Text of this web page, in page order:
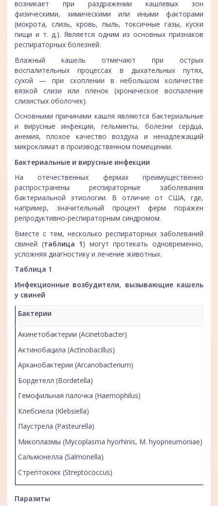
возникает при раздражении кашлевых зон
физическими, химическими или иными факторами
(мокрота, слизь, кровь, пыль, токсичные газы, куски
пищи и т. д.). Является одним из основных признаков
респираторных болезней.
Влажный кашель отмечают при острых
воспалительных процессах в дыхательных путях,
сухой — при скоплении в небольшом количестве
вязкой слизи или пленок (хроническое воспаление
слизистых оболочек).
Основными причинами кашля являются бактериальные
и вирусные инфекции, гельминты, болезни сердца,
анемия, плохое качество воздуха и ненадлежащий
микроклимат в производственном помещении.
Бактериальные и вирусные инфекции
На отечественных фермах преимущественно
распространены респираторные заболевания
бактериальной этиологии. В отличие от США, где,
например, значительный процент ферм поражен
репродуктивно-респираторным синдромом.
Вместе с тем, несколько респираторных заболеваний
свиней (таблица 1) могут протекать одновременно,
усложняя диагностику и лечение животных.
Таблица 1
Инфекционные возбудители, вызывающие кашель
у свиней
Бактерии
Акинетобактерии (Acinetobacter)
Актинобацила (Actinobacillus)
Арканобактерии (Arcanobacterium)
Бордетелл (Bordetella)
Гемофильная палочка (Haemophilus)
Клебсиела (Klebsiella)
Паустрела (Pasteurella)
Микоплазмы (Mycoplasma hyorhinis, M. hyopneumoniae)
Сальмонелла (Salmonella)
Стрептококк (Streptococcus)
Паразиты